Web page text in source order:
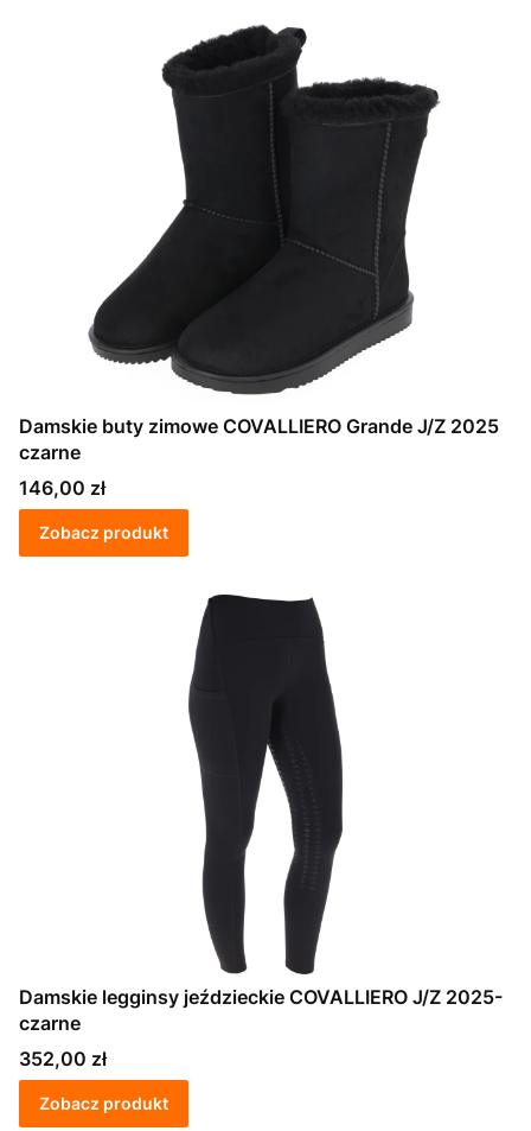
Damskie buty zimowe COVALLIERO Grande J/Z 2025
czarne
Cena
146,00 zł
Zobacz produkt
Damskie legginsy jeździeckie COVALLIERO J/Z 2025-
czarne
Cena
352,00 zł
Zobacz produkt